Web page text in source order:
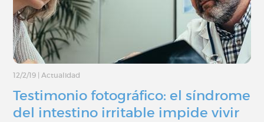
12/2/19 Actualidad
Testimonio fotográfico: el síndrome
del intestino irritable impide vivir